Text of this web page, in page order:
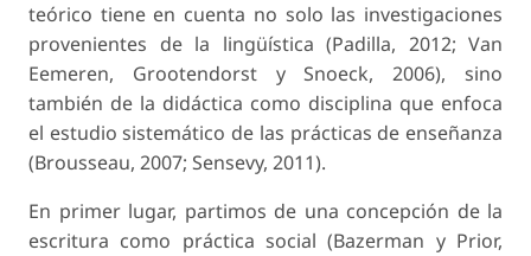
teórico tiene en cuenta no solo las investigaciones
provenientes de la lingüística (Padilla, 2012; Van
Eemeren, Grootendorst y Snoeck, 2006), sino
también de la didáctica como disciplina que enfoca
el estudio sistemático de las prácticas de enseñanza
(Brousseau, 2007; Sensevy, 2011).
En primer lugar, partimos de una concepción de la
escritura como práctica social (Bazerman y Prior,